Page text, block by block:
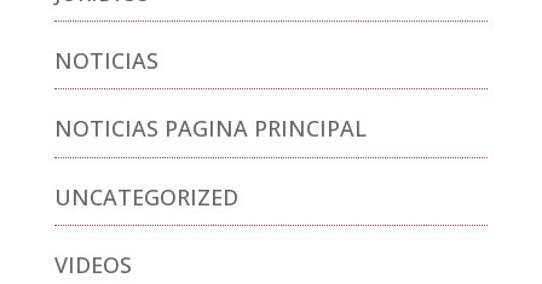
NOTICIAS
NOTICIAS PAGINA PRINCIPAL
UNCATEGORIZED
VIDEOS